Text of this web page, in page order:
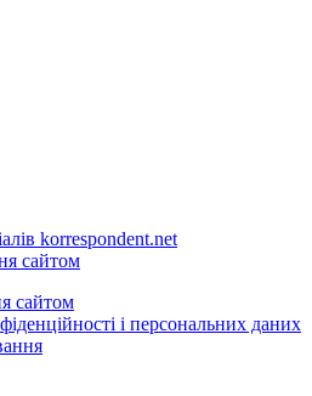
korrespondent.net
сайтом
сайтом
і персональних даних